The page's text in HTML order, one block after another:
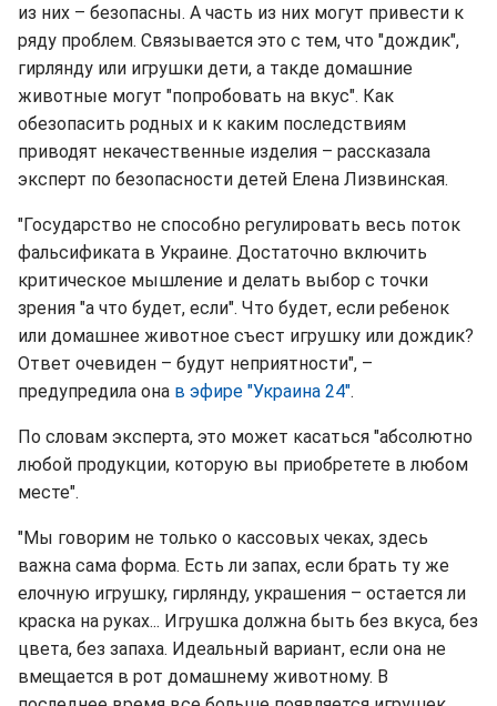
из них – безопасны. А часть из них могут привести к
ряду проблем. Связывается это с тем, что "дождик",
гирлянду или игрушки дети, а такде домашние
животные могут "попробовать на вкус". Как
обезопасить родных и к каким последствиям
приводят некачественные изделия – рассказала
эксперт по безопасности детей Елена Лизвинская.
"Государство не способно регулировать весь поток
фальсификата в Украине. Достаточно включить
критическое мышление и делать выбор с точки
зрения "а что будет, если". Что будет, если ребенок
или домашнее животное съест игрушку или дождик?
Ответ очевиден – будут неприятности", –
предупредила она в эфире "Украина 24".
По словам эксперта, это может касаться "абсолютно
любой продукции, которую вы приобретете в любом
месте".
"Мы говорим не только о кассовых чеках, здесь
важна сама форма. Есть ли запах, если брать ту же
елочную игрушку, гирлянду, украшения – остается ли
краска на руках... Игрушка должна быть без вкуса, без
цвета, без запаха. Идеальный вариант, если она не
вмещается в рот домашнему животному. В